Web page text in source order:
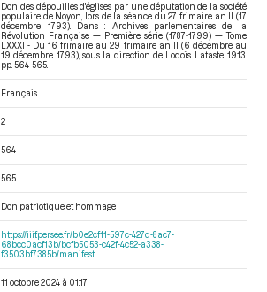
Don des dépouilles d'églises par une députation de la société
populaire de Noyon, lors de la séance du 27 frimaire an II (17
décembre 1793). Dans : Archives parlementaires de la
Révolution Française — Première série (1787-1799) — Tome
LXXXI - Du 16 frimaire au 29 frimaire an II (6 décembre au
19 décembre 1793), sous la direction de Lodoïs Lataste. 1913.
pp. 564-565.
Français
2
564
565
Don patriotique et hommage
https://iiif.persee.fr/b0e2cf11-597c-427d-8ac7-
68bcc0acf13b/bcfb5053-c42f-4c52-a338-
f3503bf7385b/manifest
11 octobre 2024 à 01:17